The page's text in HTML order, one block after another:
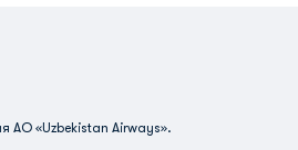
АО «Uzbekistan Airways».